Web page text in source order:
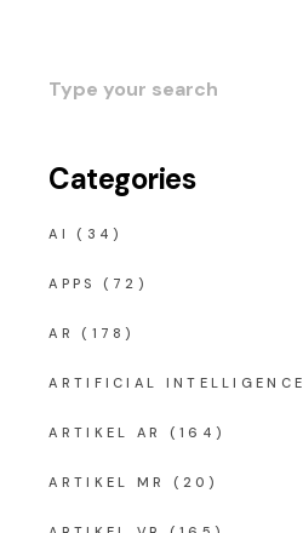
Search
for:
Categories
AI (34)
APPS (72)
AR (178)
ARTIFICIAL INTELLIGENCE
ARTIKEL AR (164)
ARTIKEL MR (20)